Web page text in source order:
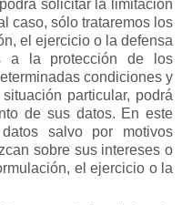
solicitar la limitación
caso, sólo trataremos los
el ejercicio o la defensa
a la protección de los
condiciones y
particular, podrá
de sus datos. En este
salvo por motivos
sobre sus intereses o
el ejercicio o la